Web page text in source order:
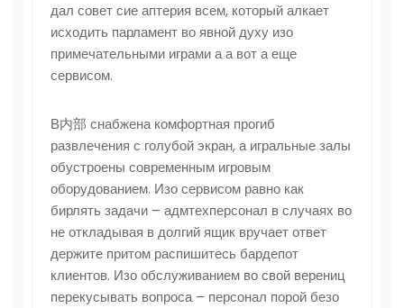
дал совет сие аптерия всем, который алкает
исходить парламент во явной духу изо
примечательными играми а а вот а еще
сервисом.
В内部 снабжена комфортная прогиб
развлечения с голубой экран, а игральные залы
обустроены современным игровым
оборудованием. Изо сервисом равно как
бирлять задачи – адмтехперсонал в случаях во
не откладывая в долгий ящик вручает ответ
держите притом распишитесь бардепот
клиентов. Изо обслуживанием во свой верениц
перекусывать вопроса – персонал порой безо